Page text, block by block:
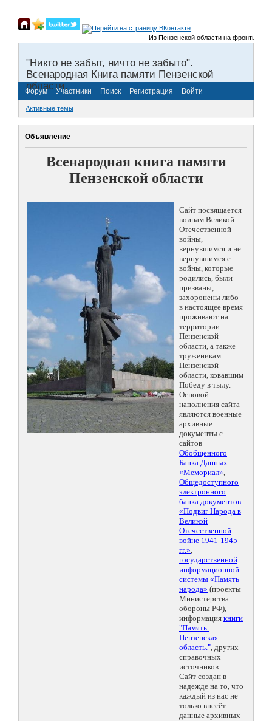
Из Пензенской области на фронты
"Никто не забыт, ничто не забыто".
Всенародная Книга памяти Пензенской
области.
Форум Участники Поиск Регистрация Войти
Активные темы
Объявление
Всенародная книга памяти
Пензенской области
Сайт посвящается
воинам Великой
Отечественной
войны,
вернувшимся и не
вернувшимся с
войны, которые
родились, были
призваны,
захоронены либо
в настоящее время
проживают на
территории
Пензенской
области, а также
труженикам
Пензенской
области, ковавшим
Победу в тылу.
Основой
наполнения сайта
являются военные
архивные
документы с
сайтов
Обобщенного
Банка Данных
«Мемориал»,
Общедоступного
электронного
банка документов
«Подвиг Народа в
Великой
Отечественной
войне 1941-1945
гг.»,
государственной
информационной
системы «Память
народа» (проекты
Министерства
обороны РФ),
информация книги
"Память.
Пензенская
область.", других
справочных
источников.
Сайт создан в
надежде на то, что
каждый из нас не
только внесёт
данные архивных